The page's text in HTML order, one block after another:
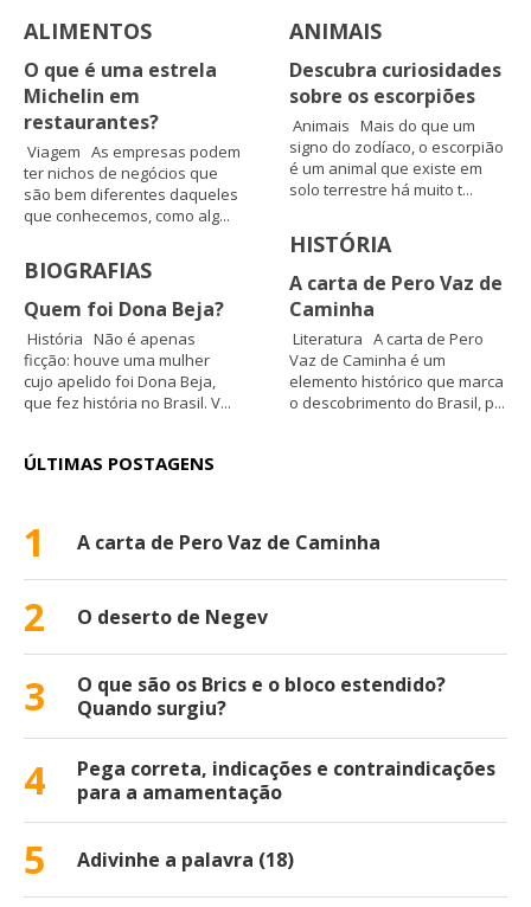
ALIMENTOS
O que é uma estrela
Michelin em
restaurantes?
Viagem As empresas podem
ter nichos de negócios que
são bem diferentes daqueles
que conhecemos, como alg...
BIOGRAFIAS
Quem foi Dona Beja?
História Não é apenas
ficção: houve uma mulher
cujo apelido foi Dona Beja,
que fez história no Brasil. V...
ANIMAIS
Descubra curiosidades
sobre os escorpiões
Animais Mais do que um
signo do zodíaco, o escorpião
é um animal que existe em
solo terrestre há muito t...
HISTÓRIA
A carta de Pero Vaz de
Caminha
Literatura A carta de Pero
Vaz de Caminha é um
elemento histórico que marca
o descobrimento do Brasil, p...
ÚLTIMAS POSTAGENS
1 A carta de Pero Vaz de Caminha
2 O deserto de Negev
3
O que são os Brics e o bloco estendido?
Quando surgiu?
4
Pega correta, indicações e contraindicações
para a amamentação
5 Adivinhe a palavra (18)